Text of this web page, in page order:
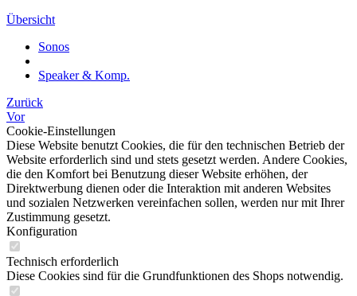
Übersicht
Sonos
Speaker & Komp.
Zurück
Vor
Cookie-Einstellungen
Diese Website benutzt Cookies, die für den technischen Betrieb der
Website erforderlich sind und stets gesetzt werden. Andere Cookies,
die den Komfort bei Benutzung dieser Website erhöhen, der
Direktwerbung dienen oder die Interaktion mit anderen Websites
und sozialen Netzwerken vereinfachen sollen, werden nur mit Ihrer
Zustimmung gesetzt.
Konfiguration
Technisch erforderlich
Diese Cookies sind für die Grundfunktionen des Shops notwendig.